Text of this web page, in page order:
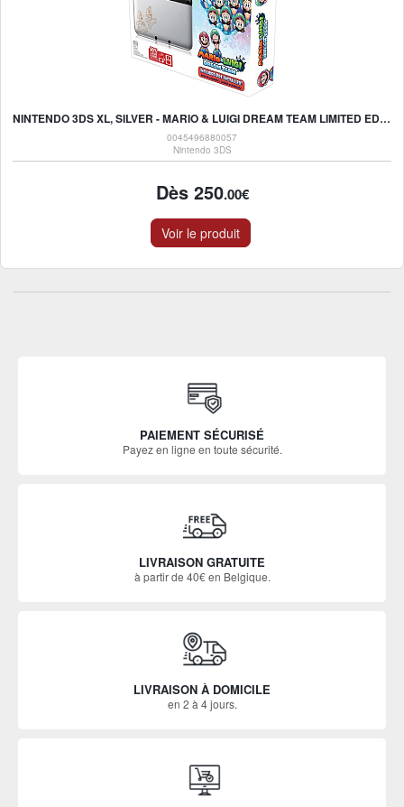
NINTENDO 3DS XL, SILVER - MARIO & LUIGI DREAM TEAM LIMITED EDITION
0045496880057
Nintendo 3DS
Dès 250.00€
Voir le produit
PAIEMENT SÉCURISÉ
Payez en ligne en toute sécurité.
LIVRAISON GRATUITE
à partir de 40€ en Belgique.
LIVRAISON À DOMICILE
en 2 à 4 jours.